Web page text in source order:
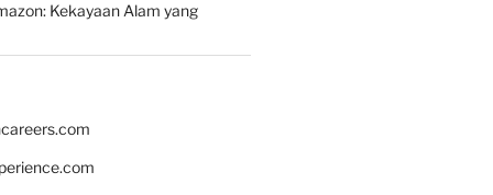
Kekayaan Alam yang